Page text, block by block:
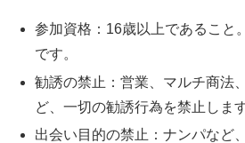
参加資格：16歳以上であること
です。
勧誘の禁止：営業、マルチ商法
ど、一切の勧誘行為を禁止します
出会い目的の禁止：ナンパなど